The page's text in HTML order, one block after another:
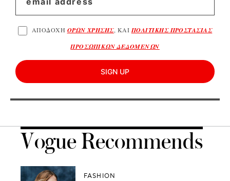
ΑΠΟΔΟΧΗ ΟΡΩΝ ΧΡΗΣΗΣ, ΚΑΙ ΠΟΛΙΤΙΚΗΣ ΠΡΟΣΤΑΣΙΑΣ
ΠΡΟΣΩΠΙΚΩΝ ΔΕΔΟΜΕΝΩΝ
SIGN UP
Vogue Recommends
FASHION